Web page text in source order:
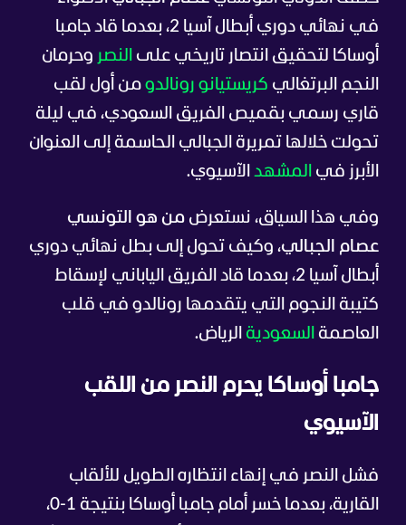
في نهائي دوري أبطال آسيا 2، بعدما قاد جامبا
أوساكا لتحقيق انتصار تاريخي على النصر وحرمان
النجم البرتغالي كريستيانو رونالدو من أول لقب
قاري رسمي بقميص الفريق السعودي، في ليلة
تحولت خلالها تمريرة الجبالي الحاسمة إلى العنوان
الأبرز في المشهد الآسيوي.
وفي هذا السياق، نستعرض من هو التونسي
عصام الجبالي، وكيف تحول إلى بطل نهائي دوري
أبطال آسيا 2، بعدما قاد الفريق الياباني لإسقاط
كتيبة النجوم التي يتقدمها رونالدو في قلب
العاصمة السعودية الرياض.
جامبا أوساكا يحرم النصر من اللقب
الآسيوي
فشل النصر في إنهاء انتظاره الطويل للألقاب
القارية، بعدما خسر أمام جامبا أوساكا بنتيجة 1-0،